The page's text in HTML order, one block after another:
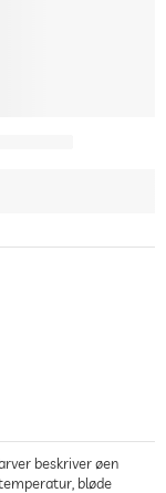
beskriver øen
bløde